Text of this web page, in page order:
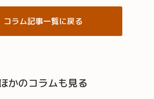
コラム記事一覧に戻る
ほかのコラムも見る